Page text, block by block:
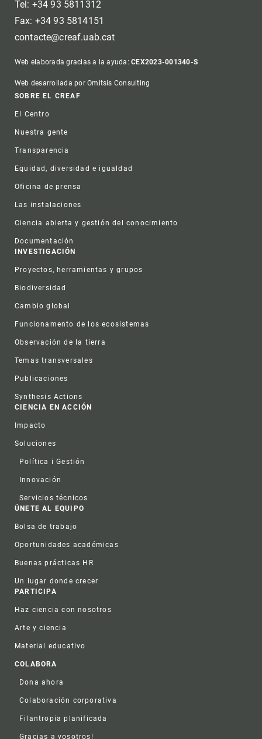
Tel: +34 93 5811312
Fax: +34 93 5814151
contacte@creaf.uab.cat
Web elaborada gracias a la ayuda:CEX2023-001340-S
Web desarrollada por Omitsis Consulting
Footer
SOBRE EL CREAF
El Centro
Nuestra gente
Transparencia
Equidad, diversidad e igualdad
Oficina de prensa
Las instalaciones
Ciencia abierta y gestión del conocimiento
Documentación
INVESTIGACIÓN
Proyectos, herramientas y grupos
Biodiversidad
Cambio global
Funcionamento de los ecosistemas
Observación de la tierra
Temas transversales
Publicaciones
Synthesis Actions
CIENCIA EN ACCIÓN
Impacto
Soluciones
Política i Gestión
Innovación
Servicios técnicos
ÚNETE AL EQUIPO
Bolsa de trabajo
Oportunidades académicas
Buenas prácticas HR
Un lugar donde crecer
PARTICIPA
Haz ciencia con nosotros
Arte y ciencia
Material educativo
COLABORA
Dona ahora
Colaboración corporativa
Filantropia planificada
Gracias a vosotros!